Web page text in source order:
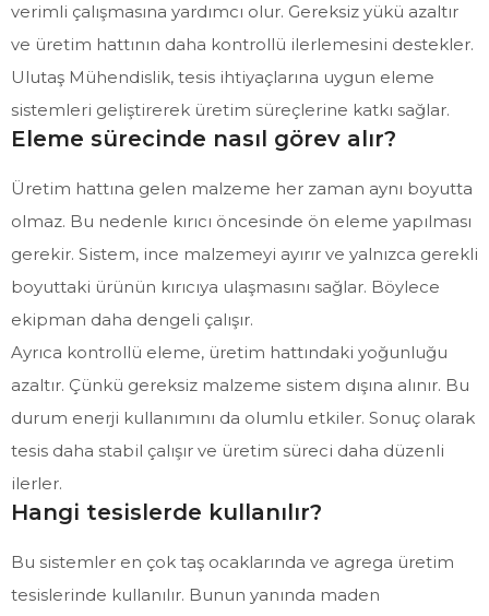
verimli çalışmasına yardımcı olur. Gereksiz yükü azaltır
ve üretim hattının daha kontrollü ilerlemesini destekler.
Ulutaş Mühendislik, tesis ihtiyaçlarına uygun eleme
sistemleri geliştirerek üretim süreçlerine katkı sağlar.
Eleme sürecinde nasıl görev alır?
Üretim hattına gelen malzeme her zaman aynı boyutta
olmaz. Bu nedenle kırıcı öncesinde ön eleme yapılması
gerekir. Sistem, ince malzemeyi ayırır ve yalnızca gerekli
boyuttaki ürünün kırıcıya ulaşmasını sağlar. Böylece
ekipman daha dengeli çalışır.
Ayrıca kontrollü eleme, üretim hattındaki yoğunluğu
azaltır. Çünkü gereksiz malzeme sistem dışına alınır. Bu
durum enerji kullanımını da olumlu etkiler. Sonuç olarak
tesis daha stabil çalışır ve üretim süreci daha düzenli
ilerler.
Hangi tesislerde kullanılır?
Bu sistemler en çok taş ocaklarında ve agrega üretim
tesislerinde kullanılır. Bunun yanında maden